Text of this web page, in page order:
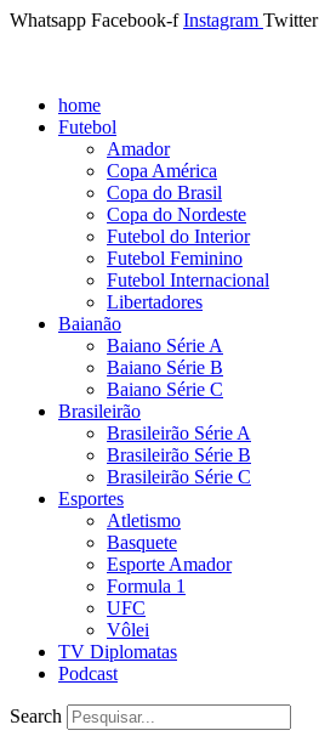
Whatsapp Facebook-f Instagram Twitter
home
Futebol
Amador
Copa América
Copa do Brasil
Copa do Nordeste
Futebol do Interior
Futebol Feminino
Futebol Internacional
Libertadores
Baianão
Baiano Série A
Baiano Série B
Baiano Série C
Brasileirão
Brasileirão Série A
Brasileirão Série B
Brasileirão Série C
Esportes
Atletismo
Basquete
Esporte Amador
Formula 1
UFC
Vôlei
TV Diplomatas
Podcast
Search